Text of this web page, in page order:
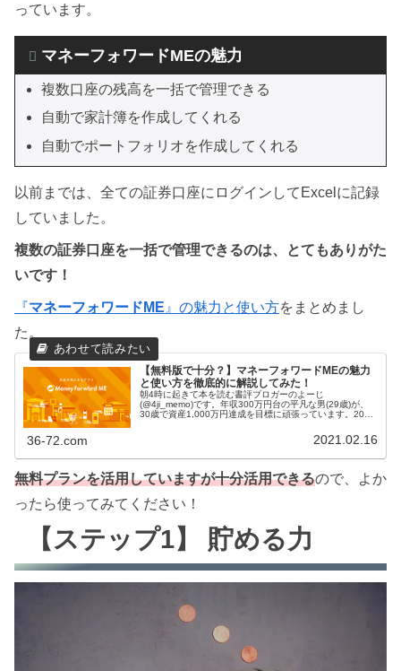
っています。
マネーフォワードMEの魅力
複数口座の残高を一括で管理できる
自動で家計簿を作成してくれる
自動でポートフォリオを作成してくれる
以前までは、全ての証券口座にログインしてExcelに記録
していました。
複数の証券口座を一括で管理できるのは、とてもありがた
いです！
『マネーフォワードME 』の魅力と使い方をまとめまし
た。
【無料版で十分？】マネーフォワードMEの魅力
と使い方を徹底的に解説してみた！
朝4時に起きて本を読む書評ブロガーのよーじ
(@4ji_memo)です。年収300万円台の平凡な男(29歳)が、
30歳で資産1,000万円達成を目標に頑張っています。2021
36-72.com 2021.02.16
無料プランを活用していますが十分活用できるので、よか
ったら使ってみてください！
【ステップ1】 貯める力